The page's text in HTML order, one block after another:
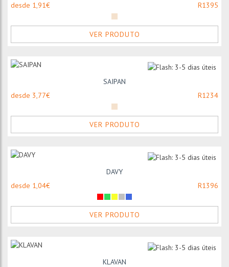
desde 1,91€
R1395
VER PRODUTO
SAIPAN
desde 3,77€
R1234
VER PRODUTO
DAVY
desde 1,04€
R1396
VER PRODUTO
KLAVAN